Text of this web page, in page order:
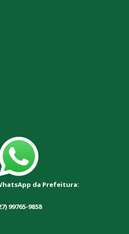
da Prefeitura:
99765-9858